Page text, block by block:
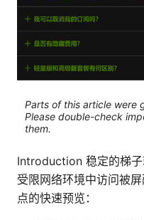
Parts of this article were
Please double-check
them.
Introduction 稳定的梯
受限网络环境中访问被
点的快速预览：